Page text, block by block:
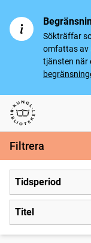
Sökträffar
omfattas av
tjänsten när
Svenska tidningar
Filtrera
Tidsperiod
Titel